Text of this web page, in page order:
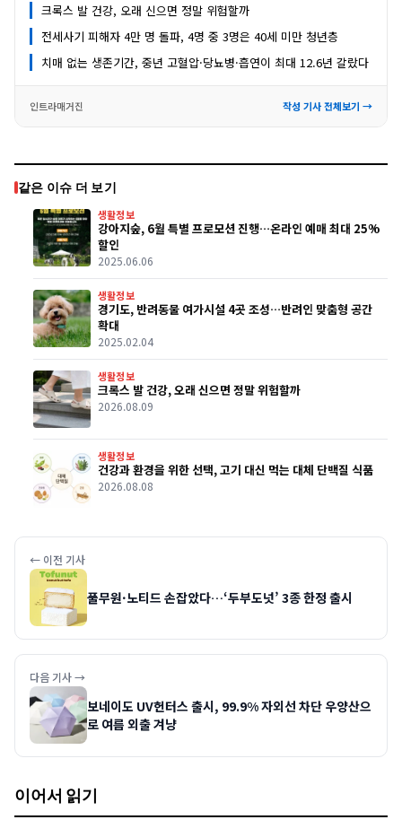
크록스 발 건강, 오래 신으면 정말 위험할까
전세사기 피해자 4만 명 돌파, 4명 중 3명은 40세 미만 청년층
치매 없는 생존기간, 중년 고혈압·당뇨병·흡연이 최대 12.6년 갈랐다
인트라매거진 작성 기사 전체보기 →
같은 이슈 더 보기
생활정보
강아지숲, 6월 특별 프로모션 진행…온라인 예매 최대 25%
할인
2025.06.06
생활정보
경기도, 반려동물 여가시설 4곳 조성…반려인 맞춤형 공간
확대
2025.02.04
생활정보
크록스 발 건강, 오래 신으면 정말 위험할까
2026.08.09
생활정보
건강과 환경을 위한 선택, 고기 대신 먹는 대체 단백질 식품
2026.08.08
← 이전 기사
풀무원·노티드 손잡았다…‘두부도넛’ 3종 한정 출시
다음 기사 →
보네이도 UV헌터스 출시, 99.9% 자외선 차단 우양산으
로 여름 외출 겨냥
이어서 읽기